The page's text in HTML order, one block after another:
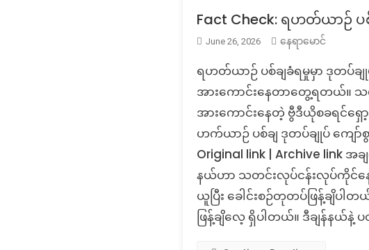
Fact Check: ရဟတ်ယာဉ်
June 26, 2026 နေရာမောင်
ရဟတ်ယာဉ် ပစ်ချခံရမှုမှာ ဒုတပ်
အားကောင်းနေတာတွေ့ရတယ်။ သတ
အားကောင်းနေတဲ့ ဗွီဒီယိုစခရင်ရှ
ဟက်ယာဉ် ပစ်ချ ဒုတပ်ချုပ် ကျော်
Original link | Archive link
နယ်ဟာ သတင်းလုပ်ငန်းလုပ်ကိုင်န
ယူပြီး ခေါင်းစဉ်တုတပ်ဖြန့်ချိပ
ဖြန့်ချိလေ့ ရှိပါတယ်။ ဒီချန်နယ်